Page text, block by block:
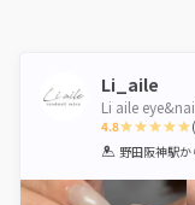
Li_aile
Li aile
4.8
1 2 3 4 5
野田阪神駅